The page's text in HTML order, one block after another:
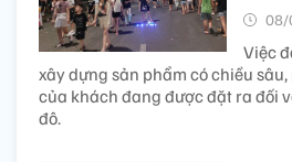
08/
Việc
xây dựng sản phẩm có chiều
của khách đang được đặt ra đối
đô.